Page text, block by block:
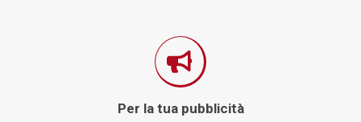
Per la tua pubblicità